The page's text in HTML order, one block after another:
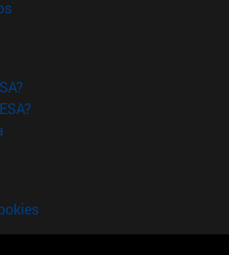
(abre en nueva ventana)